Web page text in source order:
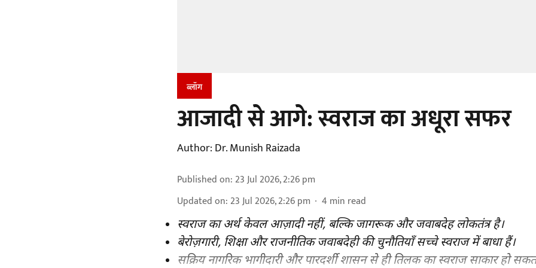
ब्लॉग
आजादी से आगे: स्वराज का अधूरा सफर
Author: Dr. Munish Raizada
Published on: 23 Jul 2026, 2:26 pm
Updated on: 23 Jul 2026, 2:26 pm 4 min read
स्वराज का अर्थ केवल आज़ादी नहीं, बल्कि जागरूक और जवाबदेह लोकतंत्र है।
बेरोज़गारी, शिक्षा और राजनीतिक जवाबदेही की चुनौतियाँ सच्चे स्वराज में बाधा हैं।
सक्रिय नागरिक भागीदारी और पारदर्शी शासन से ही तिलक का स्वराज साकार हो